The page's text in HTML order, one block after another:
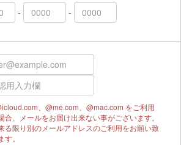
- -
、@me.com、@mac.com をご利用
合、メールをお届け出来ない事がございます。
る限り別のメールアドレスのご利用をお願い致
す。